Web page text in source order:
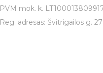
PVM mok. k.
Reg. adresas: Švitrigailos g.